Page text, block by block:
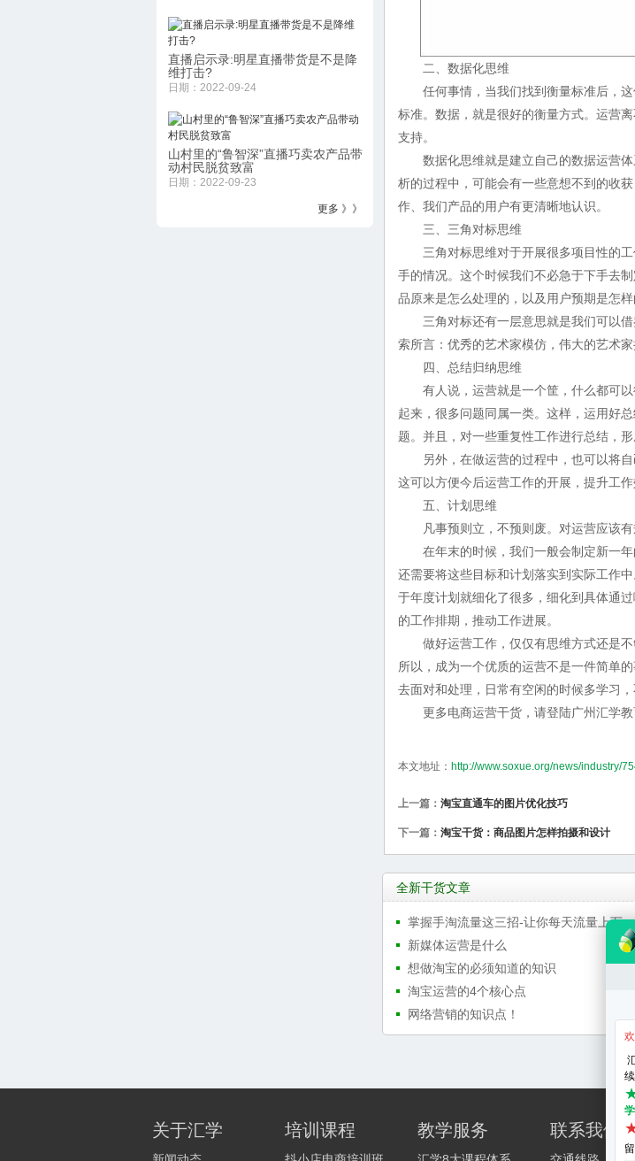
直播启示录:明星直播带货是不是降
维打击?
日期：2022-09-24
山村里的“鲁智深”直播巧卖农产品带
动村民脱贫致富
日期：2022-09-23
更多 》》
二、数据化思维
任何事情，当我们找到衡量标准后，这
标准。数据，就是很好的衡量方式。运营
支持。
数据化思维就是建立自己的数据运营体
析的过程中，可能会有一些意想不到的收
作、我们产品的用户有更清晰地认识。
三、三角对标思维
三角对标思维对于开展很多项目性的工
手的情况。这个时候我们不必急于下手去
品原来是怎么处理的，以及用户预期是怎
三角对标还有一层意思就是我们可以借
索所言：优秀的艺术家模仿，伟大的艺术
四、总结归纳思维
有人说，运营就是一个筐，什么都可以
起来，很多问题同属一类。这样，运用好
题。并且，对一些重复性工作进行总结，
另外，在做运营的过程中，也可以将自
这可以方便今后运营工作的开展，提升工作
五、计划思维
凡事预则立，不预则废。对运营应该有
在年末的时候，我们一般会制定新一年
还需要将这些目标和计划落实到实际工作
于年度计划就细化了很多，细化到具体通
的工作排期，推动工作进展。
做好运营工作，仅仅有思维方式还是不
所以，成为一个优质的运营不是一件简单
去面对和处理，日常有空闲的时候多学习
更多电商运营干货，请登陆广州汇学教
本文地址： http://www.soxue.org/news/industry/
上一篇： 淘宝直通车的图片优化技巧
下一篇： 淘宝干货：商品图片怎样拍摄和设计
全新干货文章
掌握手淘流量这三招-让你每天流量上万
新媒体运营是什么
想做淘宝的必须知道的知识
淘宝运营的4个核心点
网络营销的知识点！
关于汇学 培训课程 教学服务 联系我们